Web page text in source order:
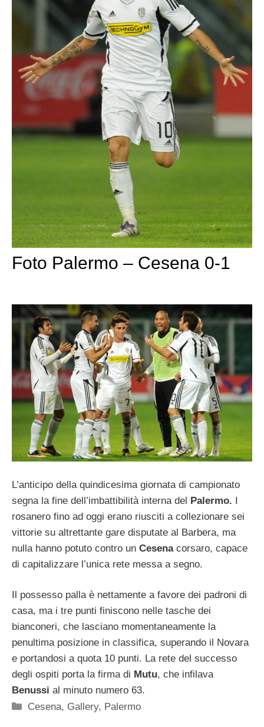
Foto Palermo – Cesena 0-1
L’anticipo della quindicesima giornata di campionato
segna la fine dell’imbattibilità interna del Palermo. I
rosanero fino ad oggi erano riusciti a collezionare sei
vittorie su altrettante gare disputate al Barbera, ma
nulla hanno potuto contro un Cesenacorsaro, capace
di capitalizzare l’unica rete messa a segno.
Il possesso palla è nettamente a favore dei padroni di
casa, ma i tre punti finiscono nelle tasche dei
bianconeri, che lasciano momentaneamente la
penultima posizione in classifica, superando il Novara
e portandosi a quota 10 punti. La rete del successo
degli ospiti porta la firma di Mutu, che infilava
Benussi al minuto numero 63.
Categorie
Cesena, Gallery, Palermo